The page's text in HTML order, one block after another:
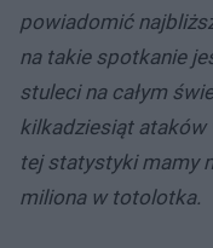
powiadomić
na takie spotkanie
stuleci na całym
kilkadziesiąt ataków
tej statystyki mamy
miliona w totolotka.